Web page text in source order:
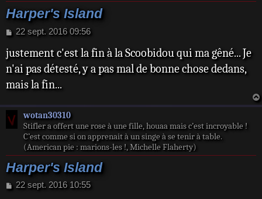
Harper's Island
M
s
s
a
g
22 sept. 2016 09:56
justement c'est la fin à la Scoobidou qui ma gêné... Je
n'ai pas détesté, y a pas mal de bonne chose dedans,
mais la fin...
wotan30310
Stifler a offert une rose à une fille, houaa mais c’est incroyable !
C’est comme si on apprenait à un singe à se tenir à table.
(American pie : marions-les !, Michelle Flaherty)
Harper's Island
M
22 sept. 2016 10:55